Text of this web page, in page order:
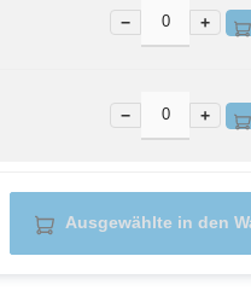
− +
− +
Ausgewählte in den